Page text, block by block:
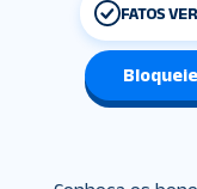
FATOS